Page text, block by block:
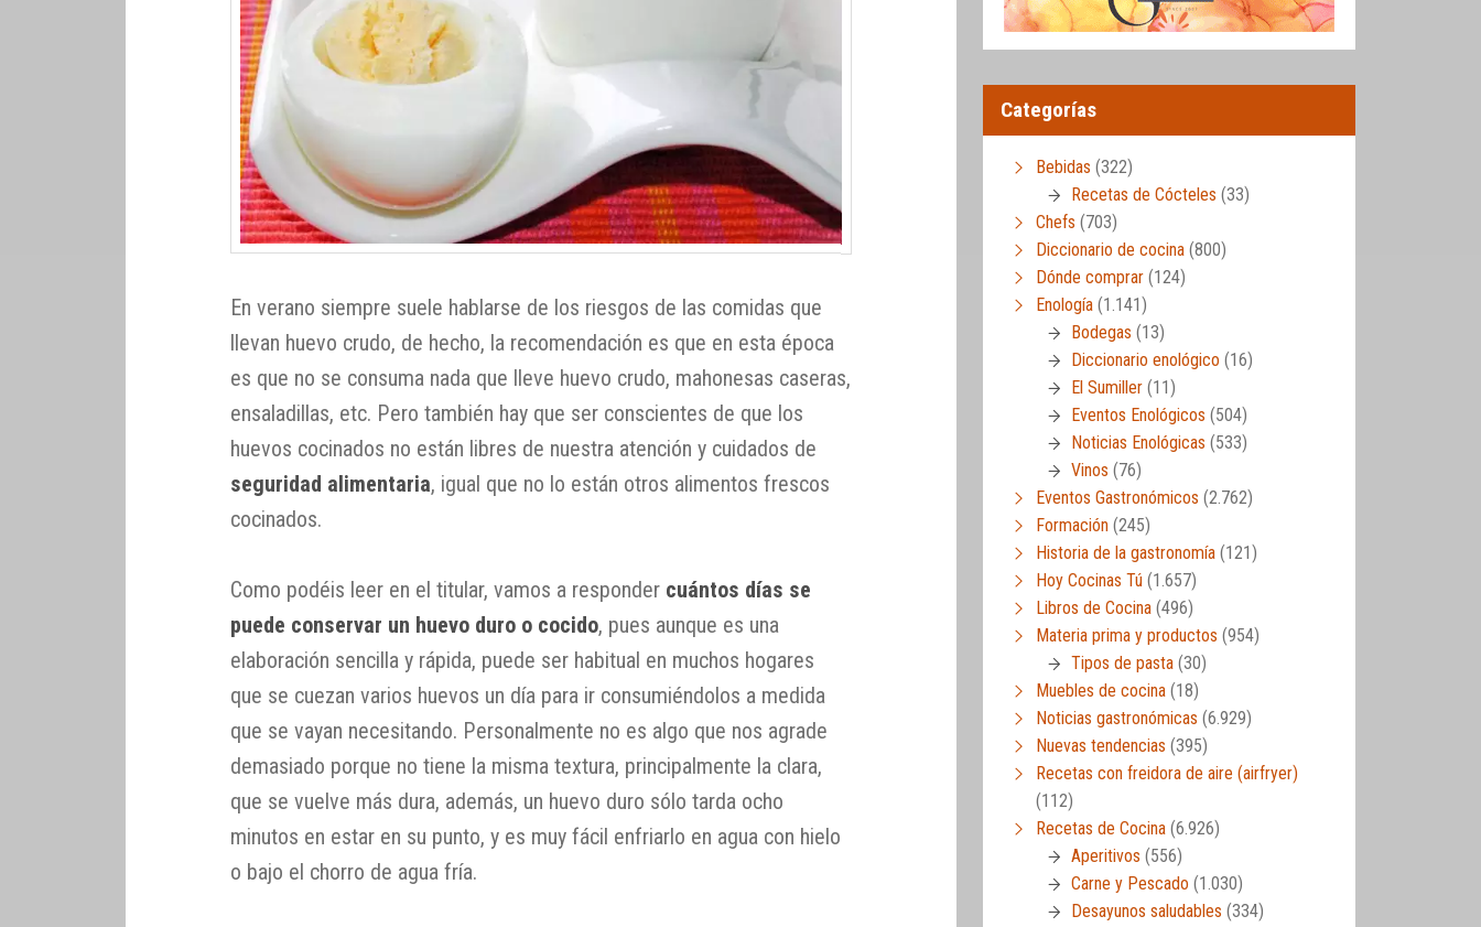
En verano siempre suele hablarse de los riesgos de las comidas que
llevan huevo crudo, de hecho, la recomendación es que en esta época
es que no se consuma nada que lleve huevo crudo, mahonesas caseras,
ensaladillas, etc. Pero también hay que ser conscientes de que los
huevos cocinados no están libres de nuestra atención y cuidados de
seguridad alimentaria, igual que no lo están otros alimentos frescos
cocinados.
Como podéis leer en el titular, vamos a responder cuántos días se
puede conservar un huevo duro o cocido, pues aunque es una
elaboración sencilla y rápida, puede ser habitual en muchos hogares
que se cuezan varios huevos un día para ir consumiéndolos a medida
que se vayan necesitando. Personalmente no es algo que nos agrade
demasiado porque no tiene la misma textura, principalmente la clara,
que se vuelve más dura, además, un huevo duro sólo tarda ocho
minutos en estar en su punto, y es muy fácil enfriarlo en agua con hielo
o bajo el chorro de agua fría.
Categorías
Bebidas (322)
Recetas de Cócteles (33)
Chefs (703)
Diccionario de cocina (800)
Dónde comprar (124)
Enología (1.141)
Bodegas (13)
Diccionario enológico (16)
El Sumiller (11)
Eventos Enológicos (504)
Noticias Enológicas (533)
Vinos (76)
Eventos Gastronómicos (2.762)
Formación (245)
Historia de la gastronomía (121)
Hoy Cocinas Tú (1.657)
Libros de Cocina (496)
Materia prima y productos (954)
Tipos de pasta (30)
Muebles de cocina (18)
Noticias gastronómicas (6.929)
Nuevas tendencias (395)
Recetas con freidora de aire (airfryer)
(112)
Recetas de Cocina (6.926)
Aperitivos (556)
Carne y Pescado (1.030)
Desayunos saludables (334)